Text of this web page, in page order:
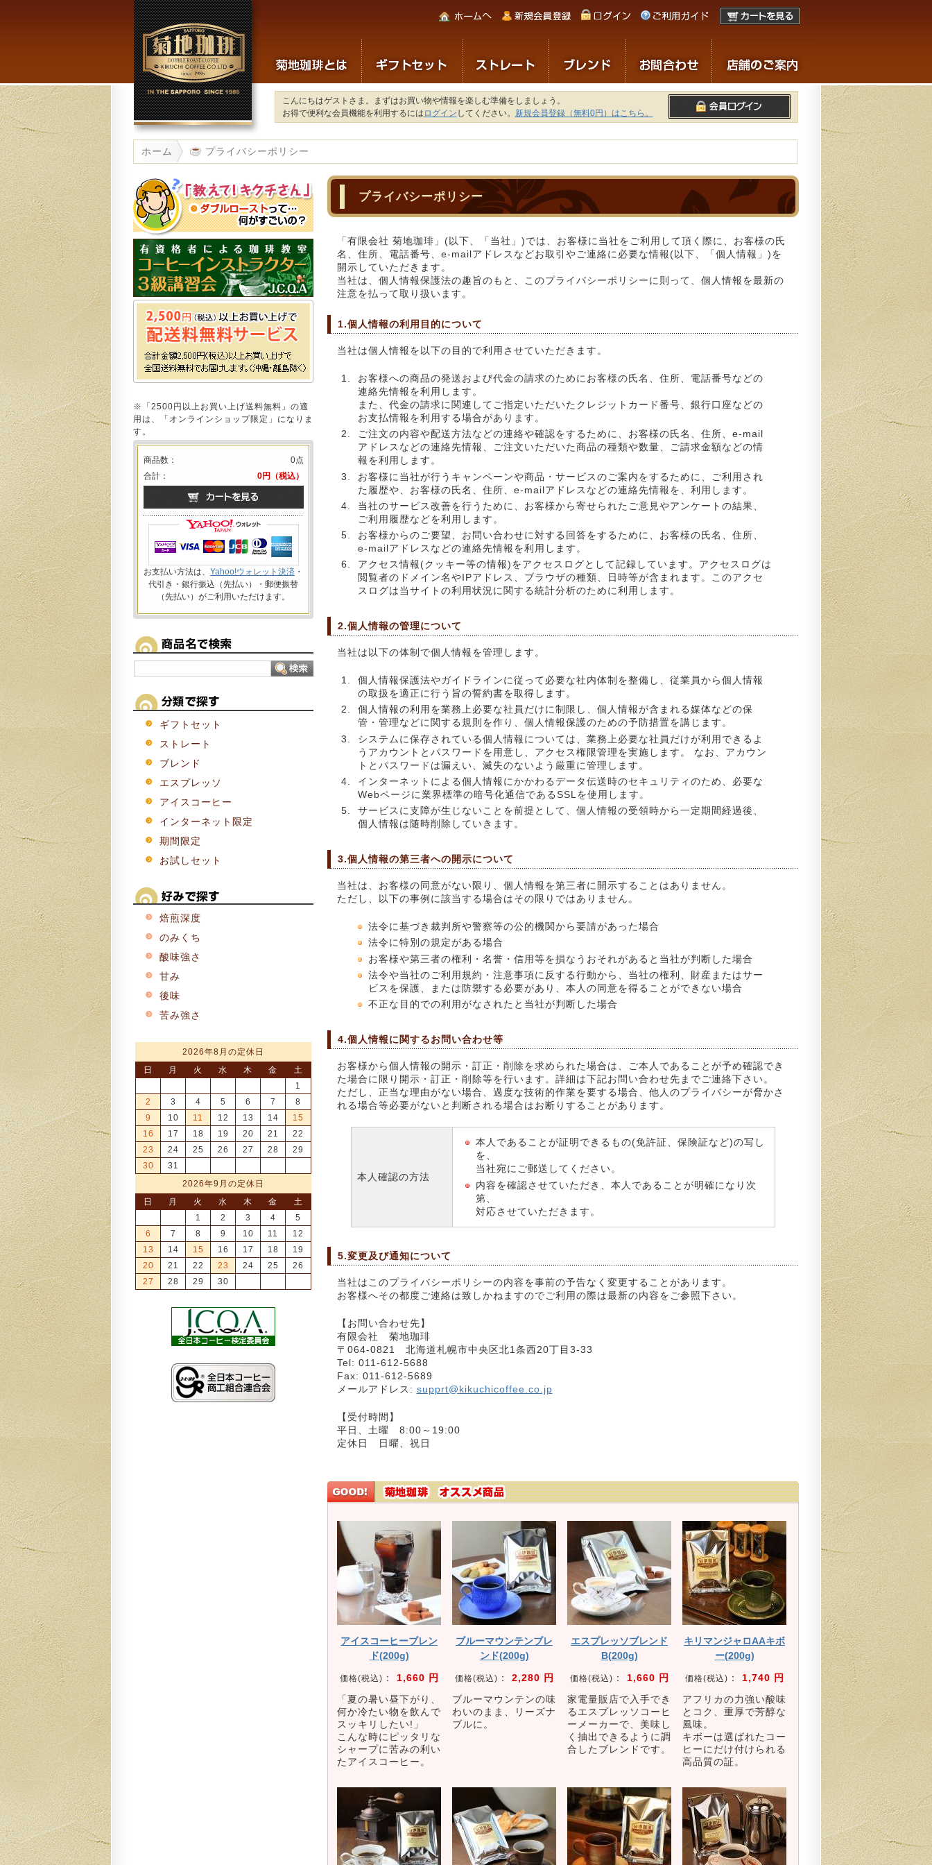
こんにちはゲストさま。まずはお買い物や情報を楽しむ準備をしましょう。
お得で便利な会員機能を利用するには ログイン してください。 新規会員登録（無料0円）はこちら。
ホーム プライバシーポリシー
プライバシーポリシー
「有限会社 菊地珈琲」(以下、「当社」)では、お客様に当社をご利用して頂く際に、お客様の氏
名、住所、電話番号、e-mailアドレスなどお取引やご連絡に必要な情報(以下、「個人情報」)を
開示していただきます。
当社は、個人情報保護法の趣旨のもと、このプライバシーポリシーに則って、個人情報を最新の
注意を払って取り扱います。
1.個人情報の利用目的について
当社は個人情報を以下の目的で利用させていただきます。
お客様への商品の発送および代金の請求のためにお客様の氏名、住所、電話番号などの
連絡先情報を利用します。
また、代金の請求に関連してご指定いただいたクレジットカード番号、銀行口座などの
お支払情報を利用する場合があります。
ご注文の内容や配送方法などの連絡や確認をするために、お客様の氏名、住所、e-mail
アドレスなどの連絡先情報、ご注文いただいた商品の種類や数量、ご請求金額などの情
報を利用します。
お客様に当社が行うキャンペーンや商品・サービスのご案内をするために、ご利用され
た履歴や、お客様の氏名、住所、e-mailアドレスなどの連絡先情報を、利用します。
当社のサービス改善を行うために、お客様から寄せられたご意見やアンケートの結果、
ご利用履歴などを利用します。
お客様からのご要望、お問い合わせに対する回答をするために、お客様の氏名、住所、
e-mailアドレスなどの連絡先情報を利用します。
アクセス情報(クッキー等の情報)をアクセスログとして記録しています。アクセスログは
閲覧者のドメイン名やIPアドレス、ブラウザの種類、日時等が含まれます。このアクセ
スログは当サイトの利用状況に関する統計分析のために利用します。
2.個人情報の管理について
当社は以下の体制で個人情報を管理します。
個人情報保護法やガイドラインに従って必要な社内体制を整備し、従業員から個人情報
の取扱を適正に行う旨の誓約書を取得します。
個人情報の利用を業務上必要な社員だけに制限し、個人情報が含まれる媒体などの保
管・管理などに関する規則を作り、個人情報保護のための予防措置を講じます。
システムに保存されている個人情報については、業務上必要な社員だけが利用できるよ
うアカウントとパスワードを用意し、アクセス権限管理を実施します。 なお、アカウン
トとパスワードは漏えい、滅失のないよう厳重に管理します。
インターネットによる個人情報にかかわるデータ伝送時のセキュリティのため、必要な
Webページに業界標準の暗号化通信であるSSLを使用します。
サービスに支障が生じないことを前提として、個人情報の受領時から一定期間経過後、
個人情報は随時削除していきます。
3.個人情報の第三者への開示について
当社は、お客様の同意がない限り、個人情報を第三者に開示することはありません。
ただし、以下の事例に該当する場合はその限りではありません。
法令に基づき裁判所や警察等の公的機関から要請があった場合
法令に特別の規定がある場合
お客様や第三者の権利・名誉・信用等を損なうおそれがあると当社が判断した場合
法令や当社のご利用規約・注意事項に反する行動から、当社の権利、財産またはサー
ビスを保護、または防禦する必要があり、本人の同意を得ることができない場合
不正な目的での利用がなされたと当社が判断した場合
4.個人情報に関するお問い合わせ等
お客様から個人情報の開示・訂正・削除を求められた場合は、ご本人であることが予め確認でき
た場合に限り開示・訂正・削除等を行います。詳細は下記お問い合わせ先までご連絡下さい。
ただし、正当な理由がない場合、過度な技術的作業を要する場合、他人のプライバシーが脅かさ
れる場合等必要がないと判断される場合はお断りすることがあります。
本人確認の方法
本人であることが証明できるもの(免許証、保険証など)の写し
を、
当社宛にご郵送してください。
内容を確認させていただき、本人であることが明確になり次
第、
対応させていただきます。
5.変更及び通知について
当社はこのプライバシーポリシーの内容を事前の予告なく変更することがあります。
お客様へその都度ご連絡は致しかねますのでご利用の際は最新の内容をご参照下さい。
【お問い合わせ先】
有限会社 菊地珈琲
〒064-0821 北海道札幌市中央区北1条西20丁目3-33
Tel: 011-612-5688
Fax: 011-612-5689
メールアドレス: supprt@kikuchicoffee.co.jp
【受付時間】
平日、土曜 8:00～19:00
定休日 日曜、祝日
アイスコーヒーブレン
ド(200g)
価格(税込) ：
1,660 円
「夏の暑い昼下がり、
何か冷たい物を飲んで
スッキリしたい!」
こんな時にピッタリな
シャープに苦みの利い
たアイスコーヒー。
ブルーマウンテンブレ
ンド(200g)
価格(税込) ：
2,280 円
ブルーマウンテンの味
わいのまま、リーズナ
ブルに。
エスプレッソブレンド
B(200g)
価格(税込) ：
1,660 円
家電量販店で入手でき
るエスプレッソコーヒ
ーメーカーで、美味し
く抽出できるように調
合したブレンドです。
キリマンジャロAAキボ
ー(200g)
価格(税込) ：
1,740 円
アフリカの力強い酸味
とコク、重厚で芳醇な
風味。
キボーは選ばれたコー
ヒーにだけ付けられる
高品質の証。
※「2500円以上お買い上げ送料無料」の適
用は、「オンラインショップ限定」になりま
す。
商品数：
0点
合計：
0円（税込）
お支払い方法は、 Yahoo!ウォレット決済 ・
代引き・銀行振込（先払い）・郵便振替
（先払い）がご利用いただけます。
ギフトセット
ストレート
ブレンド
エスプレッソ
アイスコーヒー
インターネット限定
期間限定
お試しセット
焙煎深度
のみくち
酸味強さ
甘み
後味
苦み強さ
2026年8月の定休日
日
月 火 水 木 金
土
1
2
3 4 5 6 7
8
9
10 11 12 13 14
15
16
17 18 19 20 21
22
23
24 25 26 27 28
29
30
31
2026年9月の定休日
日
月 火 水 木 金
土
1
2 3 4
5
6
7 8 9 10 11
12
13
14 15 16 17 18
19
20
21 22 23 24 25
26
27
28 29 30